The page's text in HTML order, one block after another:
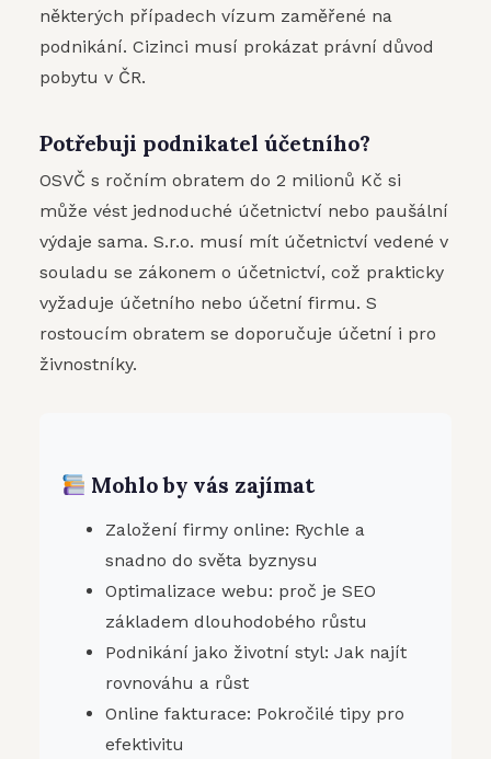
některých případech vízum zaměřené na
podnikání. Cizinci musí prokázat právní důvod
pobytu v ČR.
Potřebuji podnikatel účetního?
OSVČ s ročním obratem do 2 milionů Kč si
může vést jednoduché účetnictví nebo paušální
výdaje sama. S.r.o. musí mít účetnictví vedené v
souladu se zákonem o účetnictví, což prakticky
vyžaduje účetního nebo účetní firmu. S
rostoucím obratem se doporučuje účetní i pro
živnostníky.
Mohlo by vás zajímat
Založení firmy online: Rychle a
snadno do světa byznysu
Optimalizace webu: proč je SEO
základem dlouhodobého růstu
Podnikání jako životní styl: Jak najít
rovnováhu a růst
Online fakturace: Pokročilé tipy pro
efektivitu